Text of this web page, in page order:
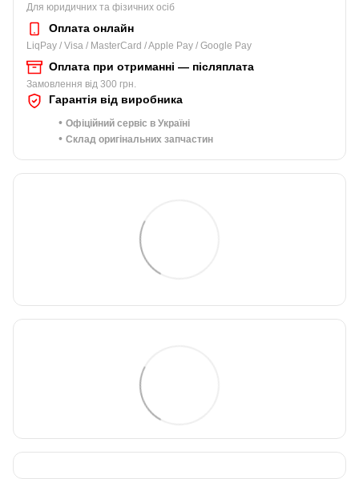
Для юридичних та фізичних осіб
Оплата онлайн
LiqPay / Visa / MasterCard / Apple Pay / Google Pay
Оплата при отриманні — післяплата
Замовлення від 300 грн.
Гарантія від виробника
• Офіційний сервіс в Україні
• Склад оригінальних запчастин